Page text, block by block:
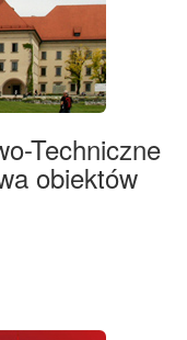
Techniczne
obiektów